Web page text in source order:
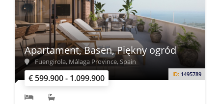
€ 599.900 - 1.099.900 ID: 1495789
Apartament, Basen, Piękny ogród
Fuengirola, Málaga Province, Spain